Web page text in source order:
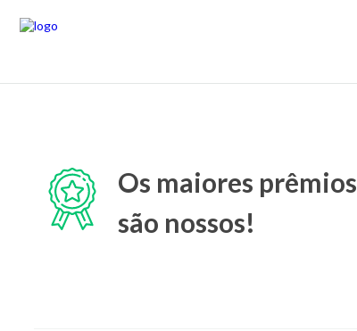
Os maiores prêmios
são nossos!